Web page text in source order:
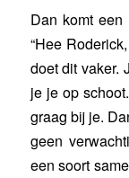
Dan komt
“Hee
doet dit vaker.
je je op
graag bij je.
geen
een soort